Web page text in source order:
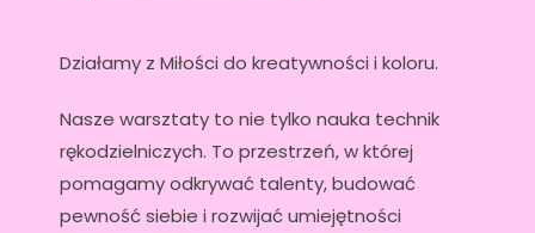
Działamy z Miłości do kreatywności i koloru.
Nasze warsztaty to nie tylko nauka technik
rękodzielniczych. To przestrzeń, w której
pomagamy odkrywać talenty, budować
pewność siebie i rozwijać umiejętności